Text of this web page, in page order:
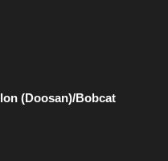
(Doosan)/Bobcat